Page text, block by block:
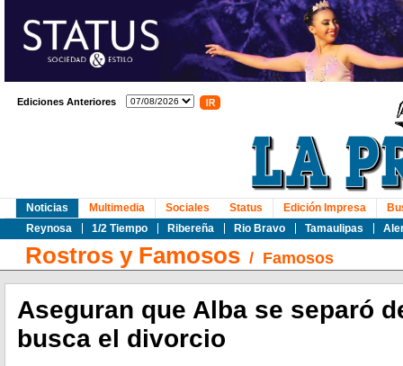
Ediciones Anteriores
Noticias
Reynosa
1/2 Tiempo Ribereña Rio Bravo Tamaulipas
Multimedia Sociales Status Edición Impresa
Rostros y Famosos / Famosos
Aseguran que Alba se separó
busca el divorcio